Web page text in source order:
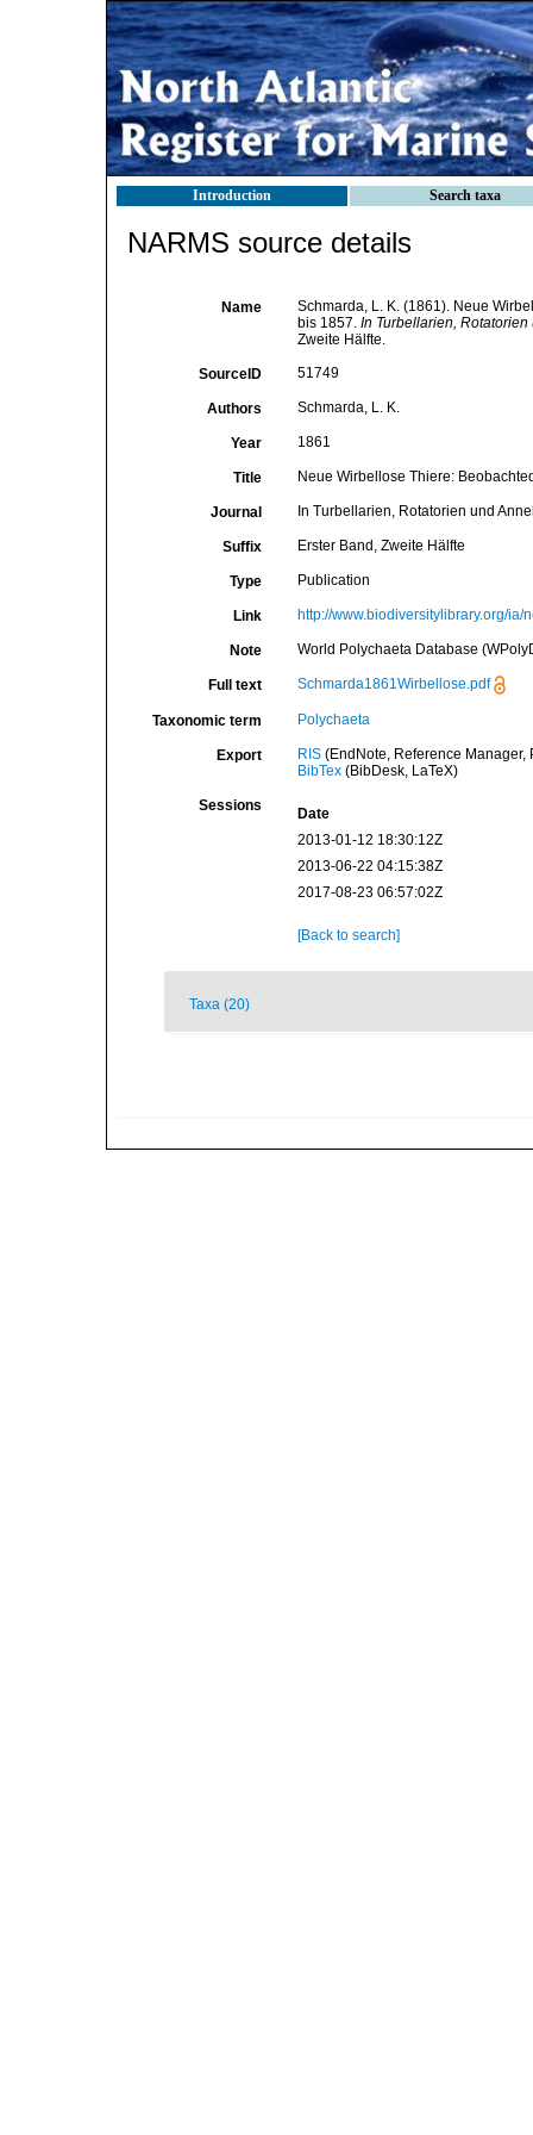
Introduction Search taxa
NARMS source details
Name
Schmarda, L. K. (1861). Neue
bis 1857. In Turbellarien,
Zweite Hälfte.
SourceID 51749
Authors Schmarda, L. K.
Year 1861
Title Neue Wirbellose Thiere:
Journal In Turbellarien, Rotatorien und
Suffix Erster Band, Zweite Hälfte
Type Publication
Link http://www.biodiversitylibrary.org/
Note World Polychaeta Database
Full text Schmarda1861Wirbellose.pdf
Taxonomic term Polychaeta
Export RIS(EndNote, Reference Manager,
BibTex(BibDesk, LaTeX)
Sessions
Date
2013-01-12 18:30:12Z
2013-06-22 04:15:38Z
2017-08-23 06:57:02Z
[Back to search]
Taxa (20)